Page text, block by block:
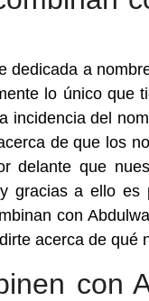
dedicada a
lo único que
incidencia del
de que los
delante que
gracias a ello
con
acerca de
con